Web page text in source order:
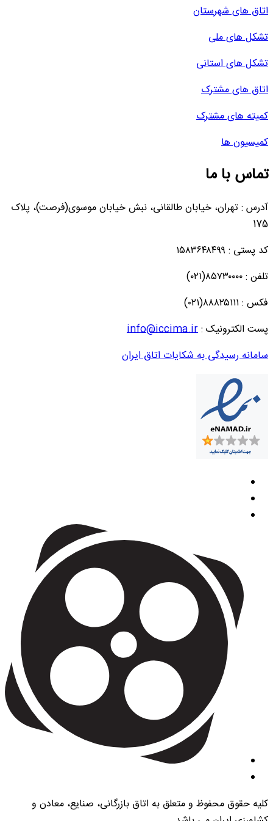
اتاق های شهرستان
تشکل های ملی
تشکل های استانی
اتاق های مشترک
کمیته های مشترک
کمیسیون ها
تماس با ما
آدرس : تهران، خیابان طالقانی، نبش خیابان موسوی(فرصت)، پلاک
175
کد پستی : ۱۵۸۳۶۴۸۴۹۹
تلفن : ۸۵۷۳۰۰۰۰(۰۲۱)
فکس : ۸۸۸۲۵۱۱۱(۰۲۱)
پست الکترونیک :info@iccima.ir
سامانه رسیدگی به شکایات اتاق ایران
کلیه حقوق محفوظ و متعلق به اتاق بازرگانی، صنایع، معادن و